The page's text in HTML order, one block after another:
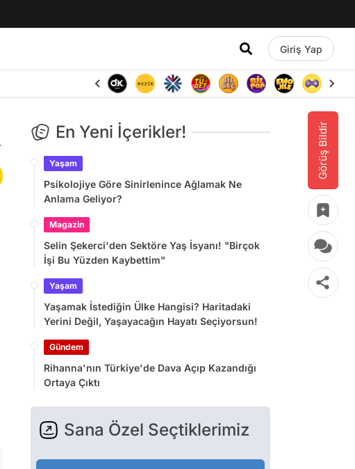
Giriş Yap
Görüş Bildir
En Yeni İçerikler!
Yaşam
Psikolojiye Göre Sinirlenince Ağlamak Ne
Anlama Geliyor?
Magazin
Selin Şekerci'den Sektöre Yaş İsyanı! "Birçok
İşi Bu Yüzden Kaybettim"
Yaşam
Yaşamak İstediğin Ülke Hangisi? Haritadaki
Yerini Değil, Yaşayacağın Hayatı Seçiyorsun!
Gündem
Rihanna'nın Türkiye'de Dava Açıp Kazandığı
Ortaya Çıktı
Sana Özel Seçtiklerimiz